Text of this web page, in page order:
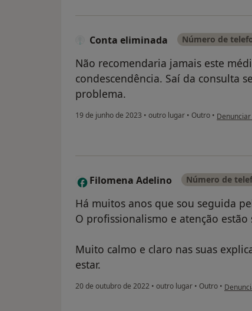
Conta eliminada Número de
Não recomendaria jamais este
condescendência. Saí da consulta
problema.
19 de junho de 2023 • outro lugar • Outro • na
F Filomena Adelino Número de
Há muitos anos que sou seguida
O profissionalismo e atenção estão
Muito calmo e claro nas suas
estar.
20 de outubro de 2022 • outro lugar • Outro • na